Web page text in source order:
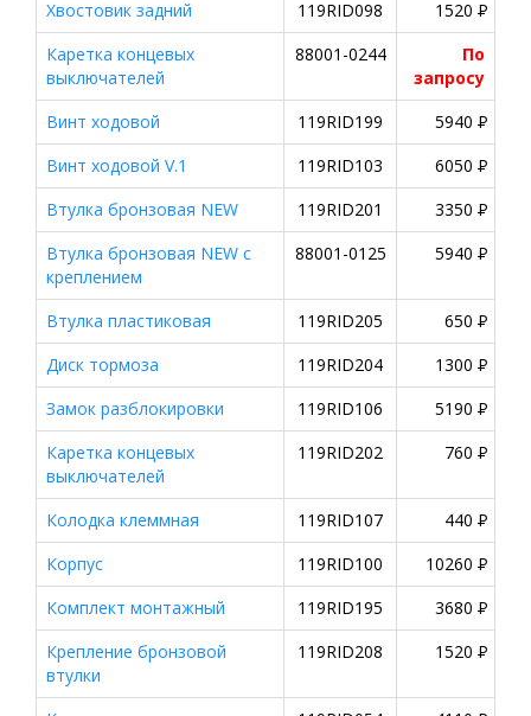
Хвостовик задний
119RID098 1520P
Каретка концевых
выключателей
88001-0244
По
запросу
Винт ходовой
119RID199 5940P
Винт ходовой V.1
119RID103 6050P
Втулка бронзовая NEW
119RID201 3350P
Втулка бронзовая NEW с
креплением
88001-0125 5940P
Втулка пластиковая 119RID205 650P
Диск тормоза
119RID204 1300P
Замок разблокировки
119RID106 5190P
Каретка концевых
выключателей
119RID202 760P
Колодка клеммная 119RID107 440P
Корпус
119RID100 10260P
Комплект монтажный
119RID195 3680P
Крепление бронзовой
втулки
119RID208 1520P